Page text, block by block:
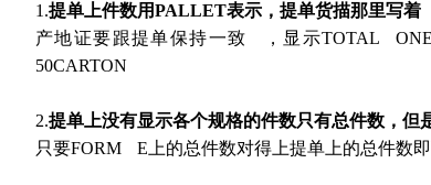
1.提单上件数用PALLET表示，提单货描那里写
产地证要跟提单保持一致 ，显示TOTAL
50CARTON
2.提单上没有显示各个规格的件数只有总件数，
只要FORM E上的总件数对得上提单上的总件数即